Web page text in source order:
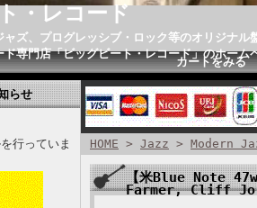
・レコード
ズ、プログレッシブ・ロック等のオリジナル
専門店「ビッグビート・レコード」のホーム
カートをみる
らせ
行っていま
HOME > Jazz > Modern
【米Blue Note
Farmer, Cliff